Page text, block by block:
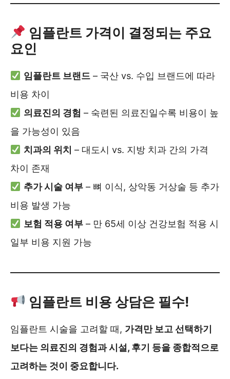
임플란트 가격이 결정되는 주요
요인
임플란트 브랜드– 국산 vs. 수입 브랜드에 따라
비용 차이
의료진의 경험 – 숙련된 의료진일수록 비용이 높
을 가능성이 있음
치과의 위치 – 대도시 vs. 지방 치과 간의 가격
차이 존재
추가 시술 여부– 뼈 이식, 상악동 거상술 등 추가
비용 발생 가능
보험 적용 여부– 만 65세 이상 건강보험 적용 시
일부 비용 지원 가능
임플란트 비용 상담은 필수!
임플란트 시술을 고려할 때, 가격만 보고 선택하기
보다는 의료진의 경험과 시설, 후기 등을 종합적으로
고려하는 것이 중요합니다.